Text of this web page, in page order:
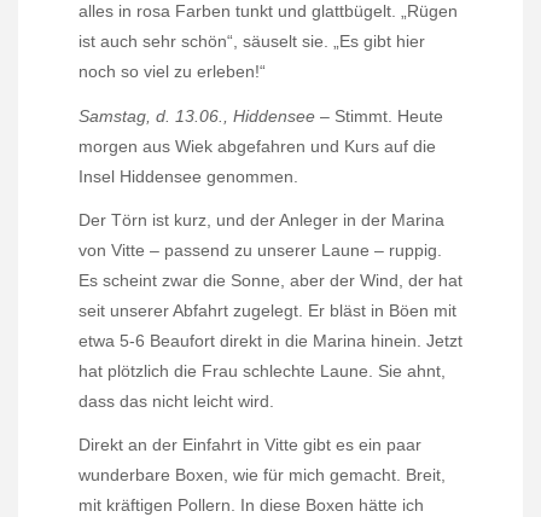
alles in rosa Farben tunkt und glattbügelt. „Rügen
ist auch sehr schön“, säuselt sie. „Es gibt hier
noch so viel zu erleben!“
Samstag, d. 13.06., Hiddensee – Stimmt. Heute
morgen aus Wiek abgefahren und Kurs auf die
Insel Hiddensee genommen.
Der Törn ist kurz, und der Anleger in der Marina
von Vitte – passend zu unserer Laune – ruppig.
Es scheint zwar die Sonne, aber der Wind, der hat
seit unserer Abfahrt zugelegt. Er bläst in Böen mit
etwa 5-6 Beaufort direkt in die Marina hinein. Jetzt
hat plötzlich die Frau schlechte Laune. Sie ahnt,
dass das nicht leicht wird.
Direkt an der Einfahrt in Vitte gibt es ein paar
wunderbare Boxen, wie für mich gemacht. Breit,
mit kräftigen Pollern. In diese Boxen hätte ich